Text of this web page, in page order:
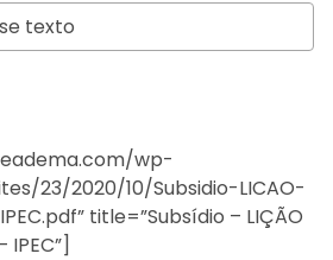
texto
wp-
23/2020/10/Subsidio-LICAO-
title=”Subsídio – LIÇÃO
IPEC”]